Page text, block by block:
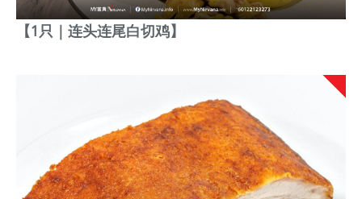
【1只｜ 连头连尾白切鸡】